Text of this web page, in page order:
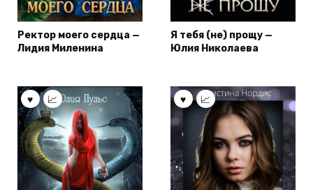
Ректор моего сердца —
Лидия Миленина
Я тебя (не) прощу —
Юлия Николаева